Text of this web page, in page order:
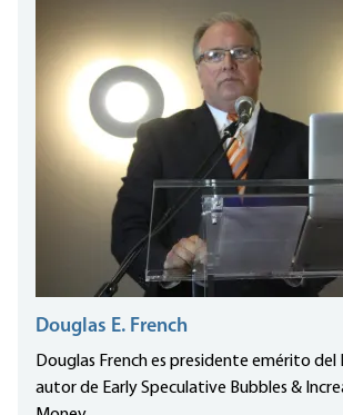
Douglas E. French
Douglas French es presidente emérito
autor de Early Speculative Bubbles &